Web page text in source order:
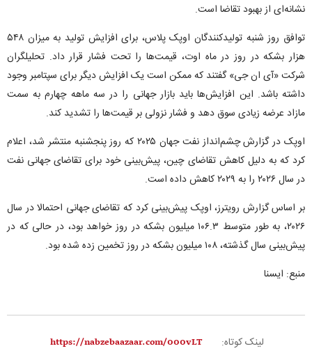
نشانه‌ای از بهبود تقاضا است.
توافق روز شنبه تولیدکنندگان اوپک پلاس، برای افزایش تولید به میزان ۵۴۸
هزار بشکه در روز در ماه اوت، قیمت‌ها را تحت فشار قرار داد. تحلیلگران
شرکت «آی ان جی» گفتند که ممکن است یک افزایش دیگر برای سپتامبر وجود
داشته باشد. این افزایش‌ها باید بازار جهانی را در سه ماهه چهارم به سمت
مازاد عرضه زیادی سوق دهد و فشار نزولی بر قیمت‌ها را تشدید کند.
اوپک در گزارش چشم‌انداز نفت جهان ۲۰۲۵ که روز پنجشنبه منتشر شد، اعلام
کرد که به دلیل کاهش تقاضای چین، پیش‌بینی خود برای تقاضای جهانی نفت
در سال ۲۰۲۶ را به ۲۰۲۹ کاهش داده است.
بر اساس گزارش رویترز، اوپک پیش‌بینی کرد که تقاضای جهانی احتمالا در سال
۲۰۲۶، به طور متوسط ​​۱۰۶.۳ میلیون بشکه در روز خواهد بود، در حالی که در
پیش‌بینی سال گذشته، ۱۰۸ میلیون بشکه در روز تخمین زده شده بود.
منبع: ایسنا
لینک کوتاه: